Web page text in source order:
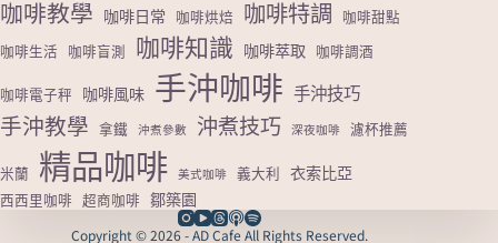
咖啡教學 咖啡日常 咖啡烘焙 咖啡特調 咖啡甜點
咖啡生活 咖啡盲測 咖啡知識 咖啡萃取 咖啡調酒
咖啡電子秤 咖啡風味 手沖咖啡 手沖技巧
手沖教學 拿鐵 沖煮參數 沖煮技巧 深夜咖啡 濾杯推薦
米蘭 精品咖啡 美式咖啡 義大利 衣索比亞
西西里咖啡 超商咖啡 鄒築園
Copyright © 2026 - AD Cafe All Rights Reserved.